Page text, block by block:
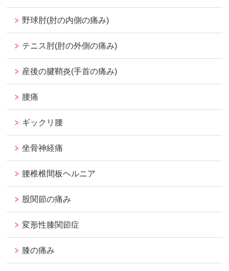
野球肘(肘の内側の痛み)
テニス肘(肘の外側の痛み)
産後の腱鞘炎(手首の痛み)
腰痛
ギックリ腰
坐骨神経痛
腰椎椎間板ヘルニア
股関節の痛み
変形性膝関節症
膝の痛み